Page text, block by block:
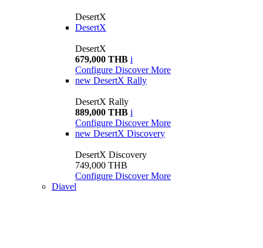
DesertX
DesertX
DesertX
679,000 THB i
Configure Discover More
new DesertX Rally
DesertX Rally
889,000 THB i
Configure Discover More
new DesertX Discovery
DesertX Discovery
749,000 THB
Configure Discover More
Diavel